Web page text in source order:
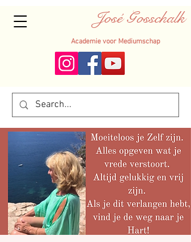
José Gosschalk
Academie voor Mediumschap